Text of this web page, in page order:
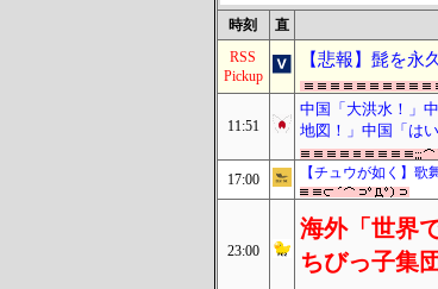
時刻 直
RSS
Pickup
【悲報】髭を永
11:51
中国「大洪水！」
地図！」中国「は
17:00 【チュウが如く】
23:00
海外「世界
ちびっ子集